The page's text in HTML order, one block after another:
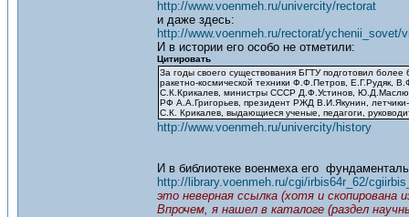
http://www.voenmeh.ru/univercity/rectorat
и даже здесь:
http://www.voenmeh.ru/rectorat/ychenii_sovet/
И в истории его особо не отметили:
Цитировать
За годы своего существования БГТУ подготовил
ракетно-космической техники Ф.Ф.Петров, Е.Г.Рудяк,
С.К.Крикалев, министры СССР Д.Ф.Устинов,
РФ А.А.Григорьев, президент РЖД В.И.Якунин,
С.К. Крикалев, выдающиеся ученые, педагоги,
http://www.voenmeh.ru/univercity/history
И в библиотеке военмеха его
http://library.voenmeh.ru/cgi/irbis64r_62/
это неверная ссылка (хотя и скопирована
Впрочем, я нашел в каталоге (раздел